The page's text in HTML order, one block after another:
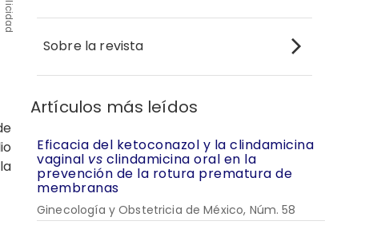
Sobre la revista
Artículos más leídos
Eficacia del ketoconazol y la clindamicina
vaginal vs clindamicina oral en la
prevención de la rotura prematura de
membranas
Ginecología y Obstetricia de México, Núm. 58